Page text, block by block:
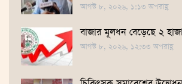
আগস্ট ৮, ২০২৬, ১:১৩ অপরাহ্ণ
বাজার মূলধন বেড়েছে ২
আগস্ট ৮, ২০২৬, ১২:৩৩ অপরাহ্ণ